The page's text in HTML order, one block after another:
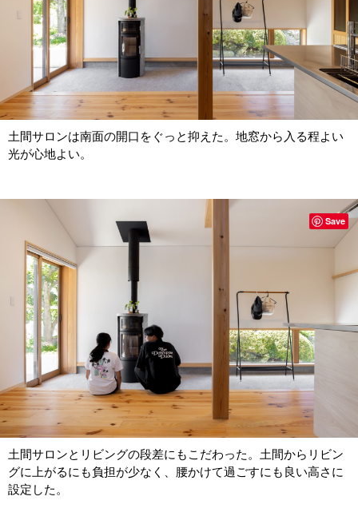
土間サロンは南面の開口をぐっと抑えた。地窓から入る程よい
光が心地よい。
土間サロンとリビングの段差にもこだわった。土間からリビン
グに上がるにも負担が少なく、腰かけて過ごすにも良い高さに
設定した。
Save